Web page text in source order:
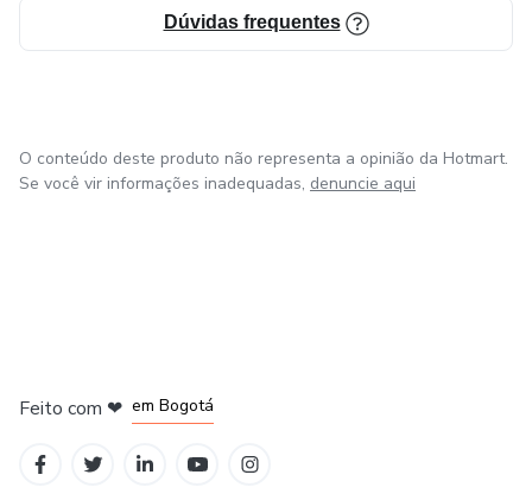
Dúvidas frequentes
O conteúdo deste produto não representa a opinião da Hotmart.
Se você vir informações inadequadas, denuncie aqui
Feito com ❤ em Bogotá